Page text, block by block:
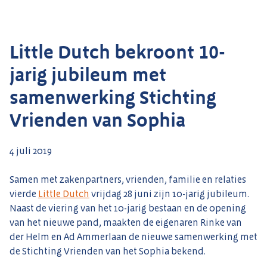
Little Dutch bekroont 10-
jarig jubileum met
samenwerking Stichting
Vrienden van Sophia
4 juli 2019
Samen met zakenpartners, vrienden, familie en relaties
vierde Little Dutch vrijdag 28 juni zijn 10-jarig jubileum.
Naast de viering van het 10-jarig bestaan en de opening
van het nieuwe pand, maakten de eigenaren Rinke van
der Helm en Ad Ammerlaan de nieuwe samenwerking met
de Stichting Vrienden van het Sophia bekend.